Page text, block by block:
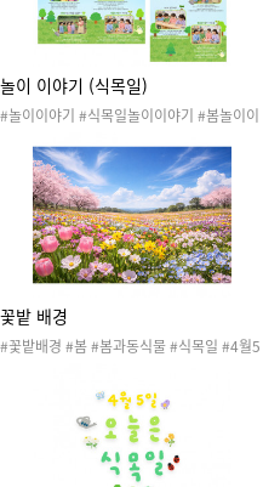
놀이 이야기 (식목일)
#놀이이야기 #식목일놀이이야기 #봄놀이이
무심는날 #자연 #자연물 #꽃 #식물 #작물 #
봄 #봄행사 #식목일행사 #봄도안 #봄활동 #
식목일도안 #식목일활동 #놀이발자국 #놀이
기록지 #사후놀이기록 #놀이안내문 #놀이소
식지 #놀이통신문 #놀이관찰 #놀이 #가정통
신문 #사진 #놀이사진 #놀이PPT #PPT
꽃밭 배경
#꽃밭배경 #봄 #봄과동식물 #식목일 #4월5
연물 #꽃 #식물 #작물 #봄 #봄행사 #식목일
행사 #봄도안 #봄활동 #식목일도안 #식목일
활동 #원예활동 #텃밭활동 #봄배경 #꽃배경